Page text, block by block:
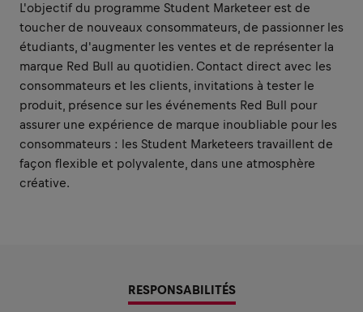
L'objectif du programme Student Marketeer est de
toucher de nouveaux consommateurs, de passionner les
étudiants, d'augmenter les ventes et de représenter la
marque Red Bull au quotidien. Contact direct avec les
consommateurs et les clients, invitations à tester le
produit, présence sur les événements Red Bull pour
assurer une expérience de marque inoubliable pour les
consommateurs : les Student Marketeers travaillent de
façon flexible et polyvalente, dans une atmosphère
créative.
RESPONSABILITÉS